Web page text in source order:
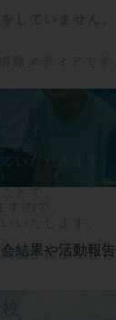
報メディアです
ます。
合、
いただきます。
とで、
載されることを
結果や活動報